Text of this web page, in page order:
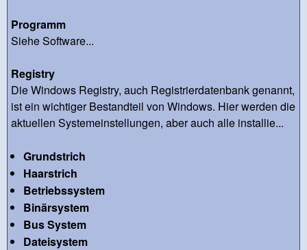
Programm
Siehe Software...
Registry
Die Windows Registry, auch Registrierdatenbank genannt,
ist ein wichtiger Bestandteil von Windows. Hier werden die
aktuellen Systemeinstellungen, aber auch alle installie...
Grundstrich
Haarstrich
Betriebssystem
Binärsystem
Bus System
Dateisystem